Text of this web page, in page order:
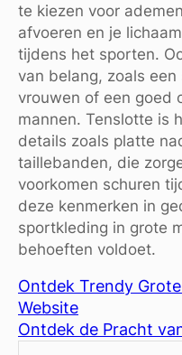
te kiezen voor
afvoeren en je
tijdens het sporten.
van belang, zoals
vrouwen of een goed
mannen. Tenslotte is
details zoals platte
taillebanden, die
voorkomen schuren
deze kenmerken in
sportkleding in grote
behoeften voldoet.
Ontdek Trendy
Website
Ontdek de Pracht